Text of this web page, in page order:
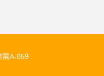
園A-059